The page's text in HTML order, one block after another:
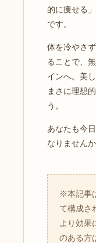
的に痩せる
です。
体を冷やさ
ることで、
インへ。美
まさに理想
う。
あなたも今
なりませんか
※本記事
て構成さ
より効果
のある方